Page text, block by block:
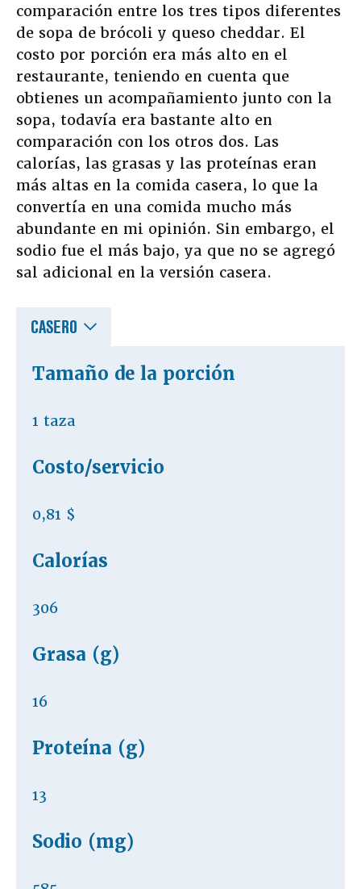
comparación entre los tres tipos diferentes
de sopa de brócoli y queso cheddar. El
costo por porción era más alto en el
restaurante, teniendo en cuenta que
obtienes un acompañamiento junto con la
sopa, todavía era bastante alto en
comparación con los otros dos. Las
calorías, las grasas y las proteínas eran
más altas en la comida casera, lo que la
convertía en una comida mucho más
abundante en mi opinión. Sin embargo, el
sodio fue el más bajo, ya que no se agregó
sal adicional en la versión casera.
CASERO
Tamaño de la porción
1 taza
Costo/servicio
0,81 $
Calorías
306
Grasa (g)
16
Proteína (g)
13
Sodio (mg)